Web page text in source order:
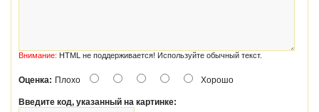
Внимание: HTML не поддерживается! Используйте обычный текст.
Оценка: Плохо Хорошо
Введите код, указанный на картинке: